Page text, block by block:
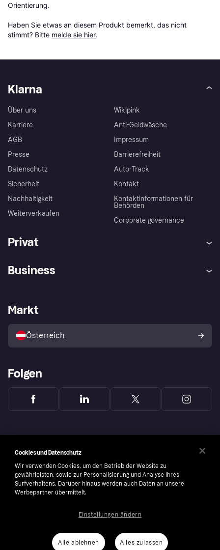
Orientierung.
Haben Sie etwas an diesem Produkt bemerkt, das nicht
stimmt? Bitte melde sie hier.
Klarna
Über uns
Karriere
AGB
Presse
Datenschutz
Sicherheit
Nachhaltigkeit
Weiterverkaufen
Wikipink
Anti-Geldwäsche
Impressum
Barrierefreiheit
Auto-Track
Kontakt
Kontaktinformationen für
Behörden
Corporate governance
Privat
Shops entdecken
Business
Händlerportal
Markt
Österreich
Folgen
number: 556737-0431
Cookies und Datenschutz
Wir verwenden Cookies, um den Betrieb der Website zu
gewährleisten, sowie zur Personalisierung und Analyse Ihres
Surfverhaltens. Darüber hinaus werden auch Daten an unsere
Werbepartner übermittelt.
Alle ablehnen Alles zulassen
Einstellungen ändern